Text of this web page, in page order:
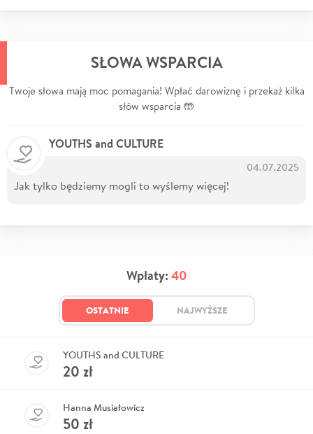
SŁOWA WSPARCIA
Twoje słowa mają moc pomagania! Wpłać darowiznę i przekaż kilka
słów wsparcia 🤲
YOUTHS and CULTURE
04.07.2025
Jak tylko będziemy mogli to wyślemy więcej!
Wpłaty: 40
OSTATNIE NAJWYŻSZE
YOUTHS and CULTURE
20 zł
Hanna Musiałowicz
50 zł